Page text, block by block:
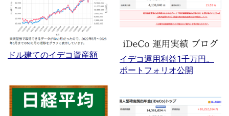
ドル建てのイデコ資産額
イデコ運用利益1千万円。
ポートフォリオ公開